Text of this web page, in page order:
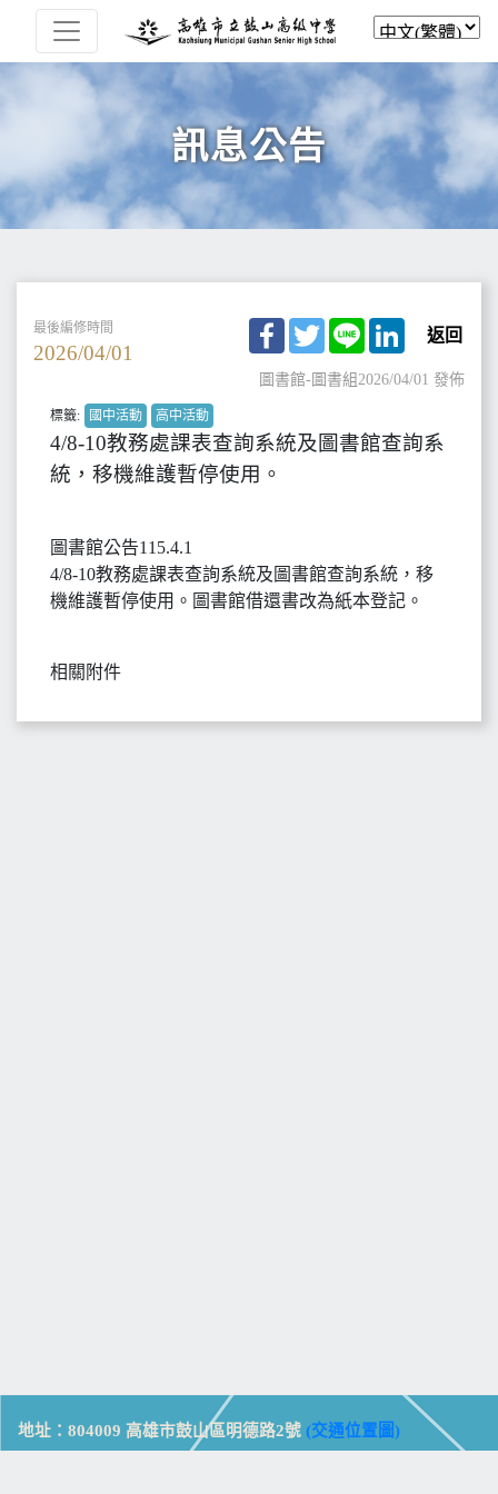
訊息公告
最後編修時間
2026/04/01
Facebook
TwitterLine LinkedIn
返回
圖書館-圖書組2026/04/01 發佈
標籤: 國中活動 高中活動
4/8-10教務處課表查詢系統及圖書館查詢系
統，移機維護暫停使用。
圖書館公告115.4.1
4/8-10教務處課表查詢系統及圖書館查詢系統，移
機維護暫停使用。圖書館借還書改為紙本登記。
相關附件
地址：804009 高雄市鼓山區明德路2號 (交通位置圖)